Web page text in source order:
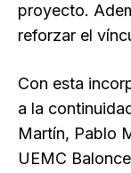
proyecto.
reforzar el
Con esta
a la
Martín, Pablo
UEMC